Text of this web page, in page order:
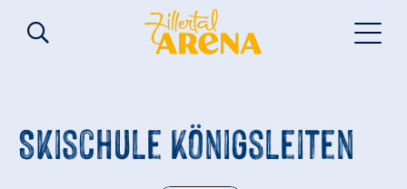
Skischule Königsleiten